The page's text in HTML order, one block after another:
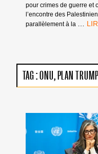
pour crimes de guerre et
l’encontre des
parallèlement à la …
:
PAS
DE
DE
TAG :ONU PLAN